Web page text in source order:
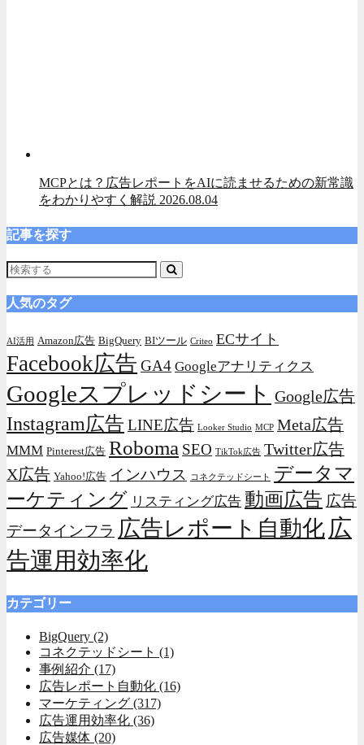
MCPとは？広告レポートをAIに読ませるための新常識
をわかりやすく解説 2026.08.04
記事を探す
人気のタグ
AI活用 Amazon広告 BigQuery BIツール Criteo ECサイト
Facebook広告 GA4 Googleアナリティクス
Googleスプレッドシート Google広告
Instagram広告 LINE広告 Looker Studio MCP Meta広告
MMM Pinterest広告 Roboma SEO TikTok広告 Twitter広告
X広告 Yahoo!広告 インハウス コネクテッドシート
データマ
ーケティング リスティング広告 動画広告 広告
データインフラ 広告レポート自動化広
告運用効率化
カテゴリー
BigQuery (2)
コネクテッドシート (1)
事例紹介 (17)
広告レポート自動化 (16)
マーケティング (317)
広告運用効率化 (36)
広告媒体 (20)